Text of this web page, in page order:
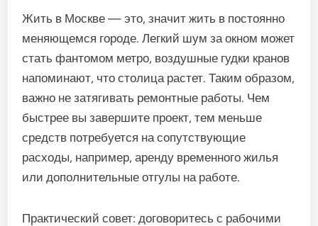
Жить в Москве — это, значит жить в постоянно
меняющемся городе. Легкий шум за окном может
стать фантомом метро, воздушные гудки кранов
напоминают, что столица растет. Таким образом,
важно не затягивать ремонтные работы. Чем
быстрее вы завершите проект, тем меньше
средств потребуется на сопутствующие
расходы, например, аренду временного жилья
или дополнительные отгулы на работе.
Практический совет: договоритесь с рабочими